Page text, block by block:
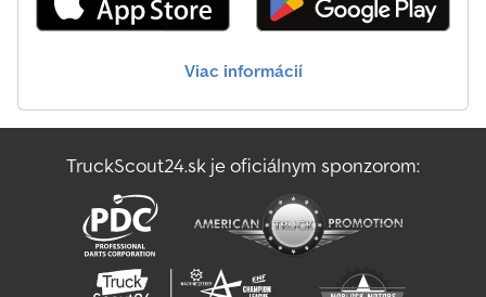
Viac informácií
TruckScout24.sk je oficiálnym sponzorom: